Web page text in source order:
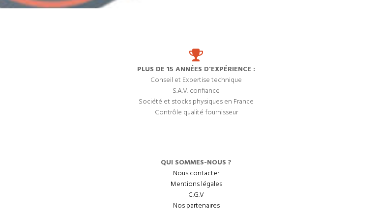
PLUS DE 15 ANNÉES D'EXPÉRIENCE :
Conseil et Expertise technique
S.A.V. confiance
Société et stocks physiques en France
Contrôle qualité fournisseur
QUI SOMMES-NOUS ?
Nous contacter
Mentions légales
C.G.V
Nos partenaires